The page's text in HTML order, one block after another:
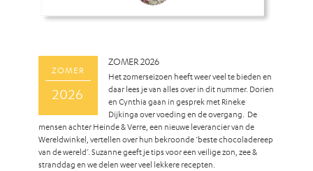
ZOMER
2026
ZOMER 2026
Het zomerseizoen heeft weer veel te bieden en
daar lees je van alles over in dit nummer. Dorien
en Cynthia gaan in gesprek met Rineke
Dijkinga over voeding en de overgang. De
mensen achter Heinde & Verre, een nieuwe leverancier van de
Wereldwinkel, vertellen over hun bekroonde ‘beste chocoladereep
van de wereld’. Suzanne geeft je tips voor een veilige zon, zee &
stranddag en we delen weer veel lekkere recepten.